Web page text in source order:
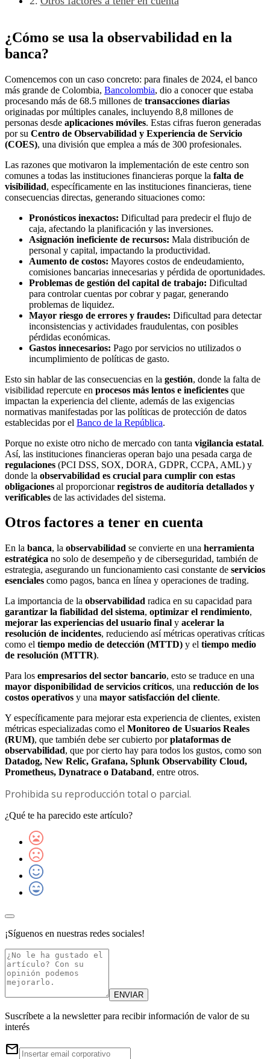
¿Cómo se usa la observabilidad en la
banca?
Comencemos con un caso concreto: para finales de 2024, el banco
más grande de Colombia, Bancolombia, dio a conocer que estaba
procesando más de 68.5 millones de transacciones diarias
originadas por múltiples canales, incluyendo 8,8 millones de
personas desde aplicaciones móviles. Estas cifras fueron generadas
por su Centro de Observabilidad y Experiencia de Servicio
(COES), una división que emplea a más de 300 profesionales.
Las razones que motivaron la implementación de este centro son
comunes a todas las instituciones financieras porque la falta de
visibilidad, específicamente en las instituciones financieras, tiene
consecuencias directas, generando situaciones como:
Pronósticos inexactos: Dificultad para predecir el flujo de
caja, afectando la planificación y las inversiones.
Asignación ineficiente de recursos: Mala distribución de
personal y capital, impactando la productividad.
Aumento de costos: Mayores costos de endeudamiento,
comisiones bancarias innecesarias y pérdida de oportunidades.
Problemas de gestión del capital de trabajo: Dificultad
para controlar cuentas por cobrar y pagar, generando
problemas de liquidez.
Mayor riesgo de errores y fraudes: Dificultad para detectar
inconsistencias y actividades fraudulentas, con posibles
pérdidas económicas.
Gastos innecesarios: Pago por servicios no utilizados o
incumplimiento de políticas de gasto.
Esto sin hablar de las consecuencias en la gestión, donde la falta de
visibilidad repercute en procesos más lentos e ineficientes que
impactan la experiencia del cliente, además de las exigencias
normativas manifestadas por las políticas de protección de datos
establecidas por el Banco de la República.
Porque no existe otro nicho de mercado con tanta vigilancia estatal.
Así, las instituciones financieras operan bajo una pesada carga de
regulaciones (PCI DSS, SOX, DORA, GDPR, CCPA, AML) y
donde la observabilidad es crucial para cumplir con estas
obligaciones al proporcionarregistros de auditoría detallados y
verificables de las actividades del sistema.
Otros factores a tener en cuenta
En la banca, la observabilidad se convierte en una herramienta
estratégica no solo de desempeño y de ciberseguridad, también de
estrategia, asegurando un funcionamiento casi constante de servicios
esenciales como pagos, banca en línea y operaciones de trading.
La importancia de la observabilidad radica en su capacidad para
garantizar la fiabilidad del sistema, optimizar el rendimiento,
mejorar las experiencias del usuario final y acelerar la
resolución de incidentes, reduciendo así métricas operativas críticas
como el tiempo medio de detección (MTTD) y el tiempo medio
de resolución (MTTR).
Para los empresarios del sector bancario, esto se traduce en una
mayor disponibilidad de servicios críticos, una reducción de los
costos operativos y una mayor satisfacción del cliente.
Y específicamente para mejorar esta experiencia de clientes, existen
métricas especializadas como el Monitoreo de Usuarios Reales
(RUM), que también debe ser cubierto porplataformas de
observabilidad, que por cierto hay para todos los gustos, como son
Datadog, New Relic, Grafana, Splunk Observability Cloud,
Prometheus, Dynatrace o Databand, entre otros.
Prohibida su reproducción total o parcial.
¿Qué te ha parecido este artículo?
¡Síguenos en nuestras redes sociales!
ENVIAR
Suscríbete a la newsletter para recibir información de valor de su
interés
email